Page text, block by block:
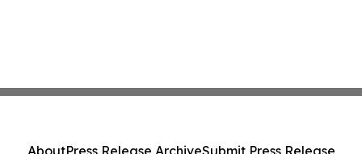
AboutPress Release ArchiveSubmit Press Release